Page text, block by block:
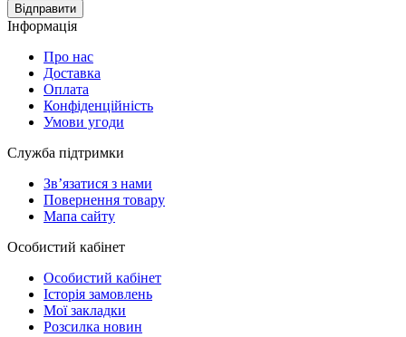
Відправити
Інформація
Про нас
Доставка
Оплата
Конфіденційність
Умови угоди
Служба підтримки
Зв’язатися з нами
Повернення товару
Мапа сайту
Особистий кабінет
Особистий кабінет
Історія замовлень
Мої закладки
Розсилка новин